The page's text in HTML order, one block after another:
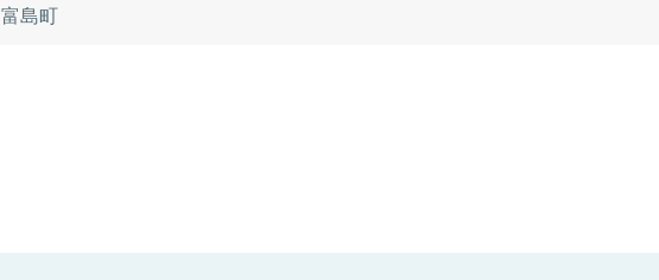
富島町